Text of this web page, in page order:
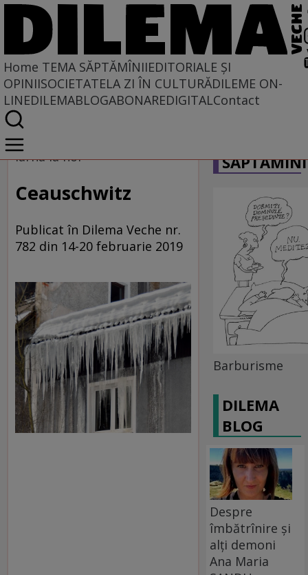
Home TEMA SĂPTĂMÎNIIEDITORIALE ȘI
OPINIISOCIETATELA ZI ÎN CULTURĂDILEME ON-
LINEDILEMABLOGABONAREDIGITALContact
Home
Tema săptămînii
Iarna la noi
Ceauschwitz
Publicat în Dilema Veche nr.
782 din 14-20 februarie 2019
Barburisme
DILEMA
BLOG
Despre
îmbătrînire și
alți demoni
Ana Maria